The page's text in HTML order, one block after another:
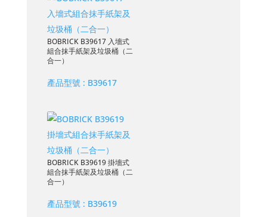
BOBRICK B39617 入墻式
組合抹手紙架及垃圾桶（二
合一）
產品型號 : B39617
BOBRICK B39619 掛墻式
組合抹手紙架及垃圾桶（二
合一）
產品型號 : B39619